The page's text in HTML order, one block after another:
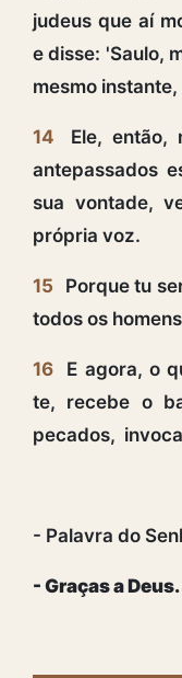
judeus que aí
e disse: 'Saulo,
mesmo
14
Ele, então,
antepassados
sua vontade,
própria voz.
15
Porque tu
todos os
16
E agora, o
te, recebe o
pecados,
- Palavra do
- Graças a Deus.